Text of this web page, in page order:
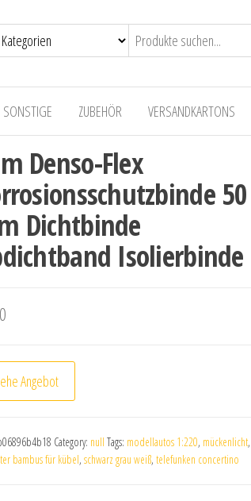
SONSTIGE ZUBEHÖR VERSANDKARTONS
Denso-Flex
50
Dichtbinde
Isolierbinde
Angebot
Category: null Tags: modellautos 1:220, mückenlicht,
bambus für kübel, schwarz grau weiß, telefunken concertino